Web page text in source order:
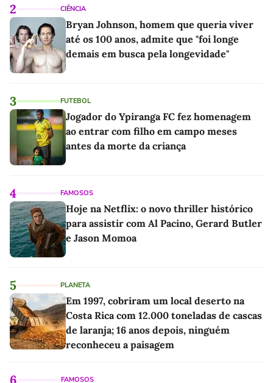
2 CIÊNCIA
Bryan Johnson, homem que queria viver
até os 100 anos, admite que "foi longe
demais em busca pela longevidade"
3 FUTEBOL
Jogador do Ypiranga FC fez homenagem
ao entrar com filho em campo meses
antes da morte da criança
4 FAMOSOS
Hoje na Netflix: o novo thriller histórico
para assistir com Al Pacino, Gerard Butler
e Jason Momoa
5 PLANETA
Em 1997, cobriram um local deserto na
Costa Rica com 12.000 toneladas de cascas
de laranja; 16 anos depois, ninguém
reconheceu a paisagem
6 FAMOSOS